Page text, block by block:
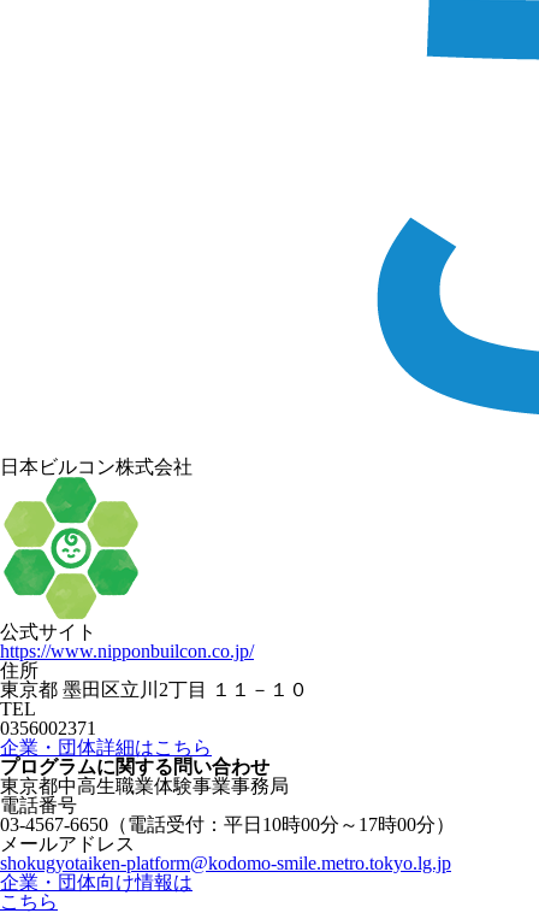
日本ビルコン株式会社
公式サイト
https://www.nipponbuilcon.co.jp/
住所
東京都 墨田区立川2丁目 １１－１０
TEL
0356002371
企業・団体詳細はこちら
プログラムに関する問い合わせ
東京都中高生職業体験事業事務局
電話番号
03-4567-6650 （電話受付：平日10時00分～17時00分）
メールアドレス
shokugyotaiken-platform@kodomo-smile.metro.tokyo.lg.jp
企業・団体向け情報は
こちら